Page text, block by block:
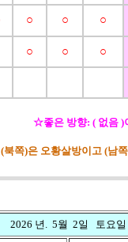
○ ○ ○
○ ○ ○
☆좋은 방향: ( 없음 )
북쪽)은 오황살방이고 (남
5월 2일 토요일